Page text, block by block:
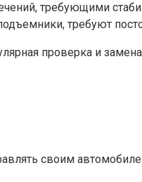
требующими
требуют
проверка и
своим